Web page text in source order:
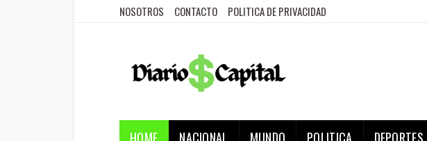
NOSOTROS CONTACTO POLITICA DE PRIVACIDAD